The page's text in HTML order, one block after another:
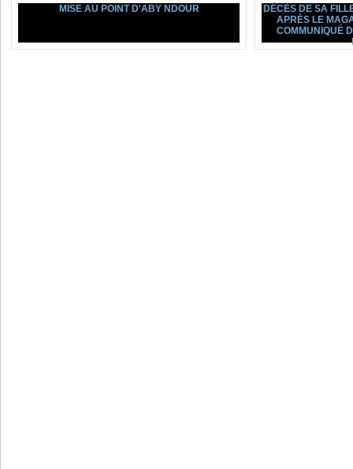
MISE AU POINT D'ABY NDOUR
DÉCÈS DE SA
APRÈS LE
COMMUNIQUÉ